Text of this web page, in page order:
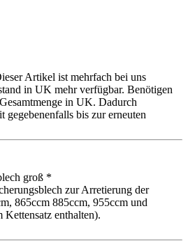
Artikel ist mehrfach bei uns
in UK mehr verfügbar. Benötigen
in UK. Dadurch
gegebenenfalls bis zur erneuten
groß *
zur Arretierung der
865ccm 885ccm, 955ccm und
enthalten).